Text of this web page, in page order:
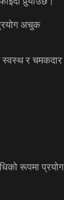
अचुक
स्वस्थ र चमकदार
रूपमा प्रयोग